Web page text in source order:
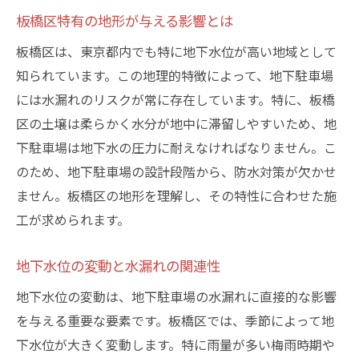
最新の防水技術で地下駐車場を守る
専門業者による定期点検の重要性
防水シートの適切な使用方法
排水設備の適切な設計とメンテナンス
板橋区で推奨される水漏れ防止製品
住民参加型の維持管理活動の効果
駐車場の水漏れがもたらす愛車への影響とその
防止法
防水カバーで愛車を守る効果的な方法
車内の湿気対策とその利点
日常的なメンテナンスで愛車を長持ちさせ
る
板橋区特有の地形が与える影響とは
板橋区は、東京都内でも特に地下水位が高い地域として
知られています。この地理的特徴によって、地下駐車場
には水漏れのリスクが常に存在しています。特に、板橋
区の土壌は柔らかく水分が地中に滞留しやすいため、地
下駐車場は地下水の圧力に耐えなければなりません。こ
のため、地下駐車場の設計段階から、防水対策が欠かせ
ません。板橋区の地形を理解し、その特性に合わせた施
工が求められます。
地下水位の変動と水漏れの関連性
地下水位の変動は、地下駐車場の水漏れに直接的な影響
を与える重要な要素です。板橋区では、季節によって地
下水位が大きく変動します。特に雨量が多い梅雨時期や